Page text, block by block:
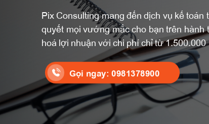
Pix Consulting mang đến dịch vụ kế
quyết mọi vướng mắc cho bạn trên
hoá lợi nhuận với chi phí chỉ từ 1.500.000
Gọi ngay: 0981378900